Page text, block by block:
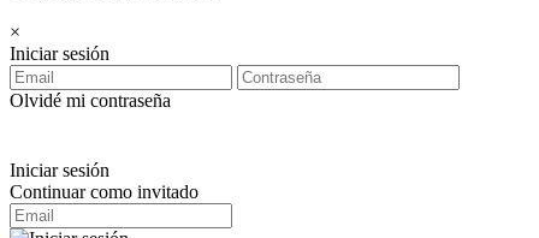
×
Iniciar sesión
Olvidé mi contraseña
Iniciar sesión
Continuar como invitado